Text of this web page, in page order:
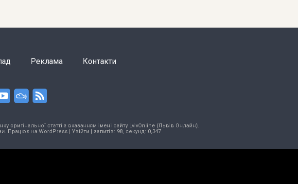
Реклама Контакти
оригінальної статті з вказанням імені сайту LvivOnline (Львів Онлайн).
Працює на WordPress| Увійти | запитів: 98, секунд: 0,347